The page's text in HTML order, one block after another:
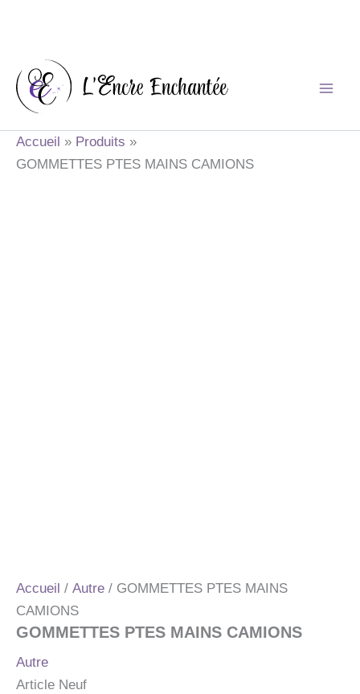
contenu
Accueil
Produits
GOMMETTES PTES MAINS CAMIONS
Accueil / Autre / GOMMETTES PTES MAINS
CAMIONS
GOMMETTES PTES MAINS CAMIONS
Autre
Article Neuf